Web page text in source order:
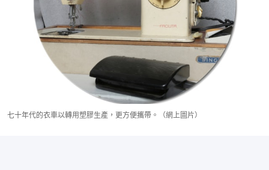
七十年代的衣車以轉用塑膠生產，更方便攜帶。（網上圖片）